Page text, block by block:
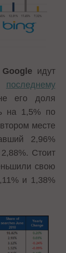
Google идут
последнему
его доля
на 1,5% по
месте
2,96%
Стоит
свою
и 1,38%